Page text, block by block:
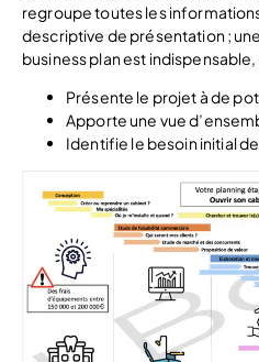
regroupe toutes les
descriptive de présentation ;
business plan est
Présente le projet à de
Apporte une vue
Identifie le besoin initial